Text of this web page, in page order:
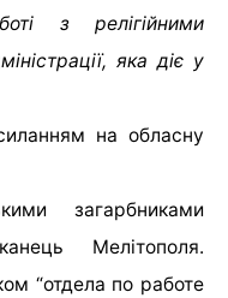
з релігійними
яка діє у
на обласну
загарбниками
Мелітополя.
“отдела по работе